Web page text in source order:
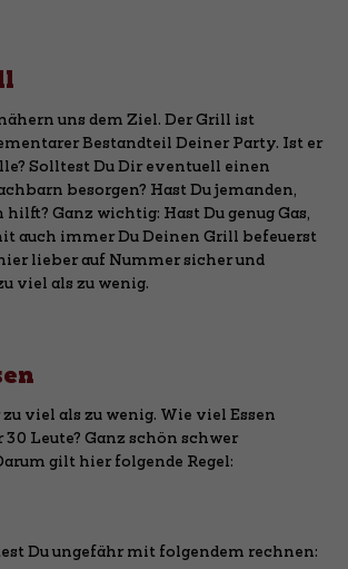
uns dem Ziel. Der Grill ist
Bestandteil Deiner Party. Ist er
Solltest Du Dir eventuell einen
besorgen? Hast Du jemanden,
Ganz wichtig: Hast Du genug Gas,
auch immer Du Deinen Grill befeuerst
lieber auf Nummer sicher und
viel als zu wenig.
viel als zu wenig. Wie viel Essen
Leute? Ganz schön schwer
gilt hier folgende Regel:
Du ungefähr mit folgendem rechnen: